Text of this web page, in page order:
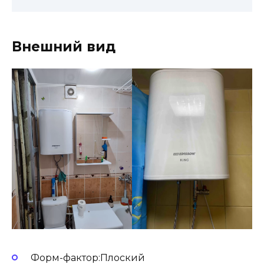
Внешний вид
Форм-фактор:Плоский